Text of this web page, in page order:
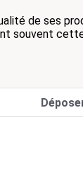
de ses
souvent